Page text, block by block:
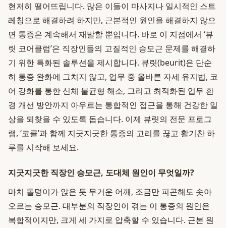
현저히 떨어뜨립니다. 많은 이들이 마사지나 일시적인 스트
레칭으로 해결하려 하지만, 근본적인 원인을 해결하지 않으
면 통증은 계속해서 재발할 뿐입니다. 바로 이 지점에서 ‘뷰
릿 코어클럽’은 직장인들의 고질적인 승모근 문제를 해결하
기 위한 특화된 솔루션을 제시합니다. 뷰릿(beurit)은 단순
히 통증 완화에 그치지 않고, 업무 중 올바른 자세 유지법, 코
어 강화를 통한 신체 불균형 해소, 그리고 최적화된 업무 환
경 개선 방안까지 아우르는 통합적인 접근을 통해 건강한 일
상을 되찾을 수 있도록 돕습니다. 이제 뷰릿의 전문 프로그
램, ‘코클’과 함께 지긋지긋한 통증의 고리를 끊고 활기찬 하
루를 시작해 보세요.
지긋지긋한 직장인 승모근, 도대체 원인이 무엇일까?
마치 돌덩이가 앉은 듯 무거운 어깨, 조금만 피곤해도 솟아
오르는 승모근. 대부분의 직장인이 겪는 이 통증의 원인은
복합적이지만, 크게 세 가지로 압축할 수 있습니다. 근본 원